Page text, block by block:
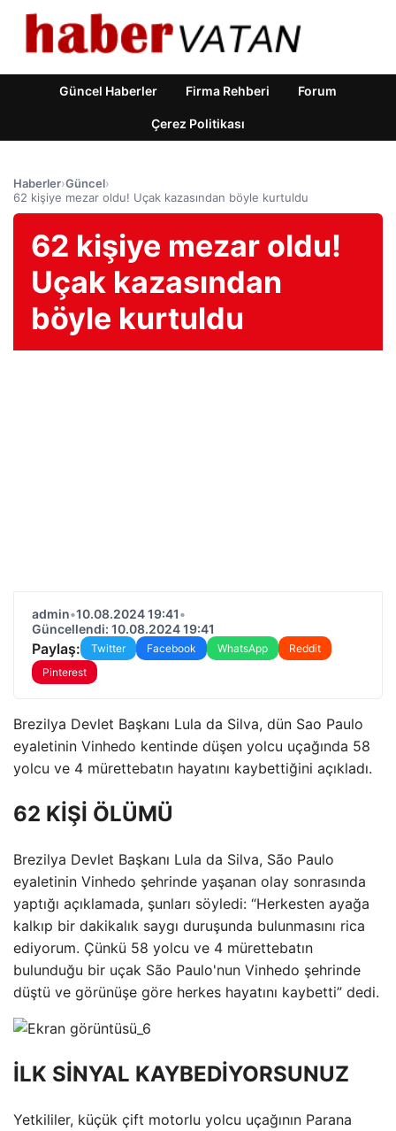
Güncel Haberler Firma Rehberi Forum
Çerez Politikası
Haberler›Güncel›
62 kişiye mezar oldu! Uçak kazasından böyle kurtuldu
62 kişiye mezar oldu!
Uçak kazasından
böyle kurtuldu
admin•10.08.2024 19:41•
Güncellendi: 10.08.2024 19:41
Paylaş: Twitter Facebook WhatsApp
Reddit
Pinterest
Brezilya Devlet Başkanı Lula da Silva, dün Sao Paulo
eyaletinin Vinhedo kentinde düşen yolcu uçağında 58
yolcu ve 4 mürettebatın hayatını kaybettiğini açıkladı.
62 KİŞİ ÖLÜMÜ
Brezilya Devlet Başkanı Lula da Silva, São Paulo
eyaletinin Vinhedo şehrinde yaşanan olay sonrasında
yaptığı açıklamada, şunları söyledi: “Herkesten ayağa
kalkıp bir dakikalık saygı duruşunda bulunmasını rica
ediyorum. Çünkü 58 yolcu ve 4 mürettebatın
bulunduğu bir uçak São Paulo'nun Vinhedo şehrinde
düştü ve görünüşe göre herkes hayatını kaybetti” dedi.
İLK SİNYAL KAYBEDİYORSUNUZ
Yetkililer, küçük çift motorlu yolcu uçağının Parana